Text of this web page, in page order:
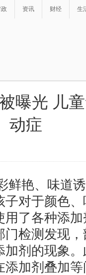
资讯 财经 生
曝光 儿
动症
鲜艳、味道
对于颜色
了各种添
检测发现
剂的现象
加剂叠加